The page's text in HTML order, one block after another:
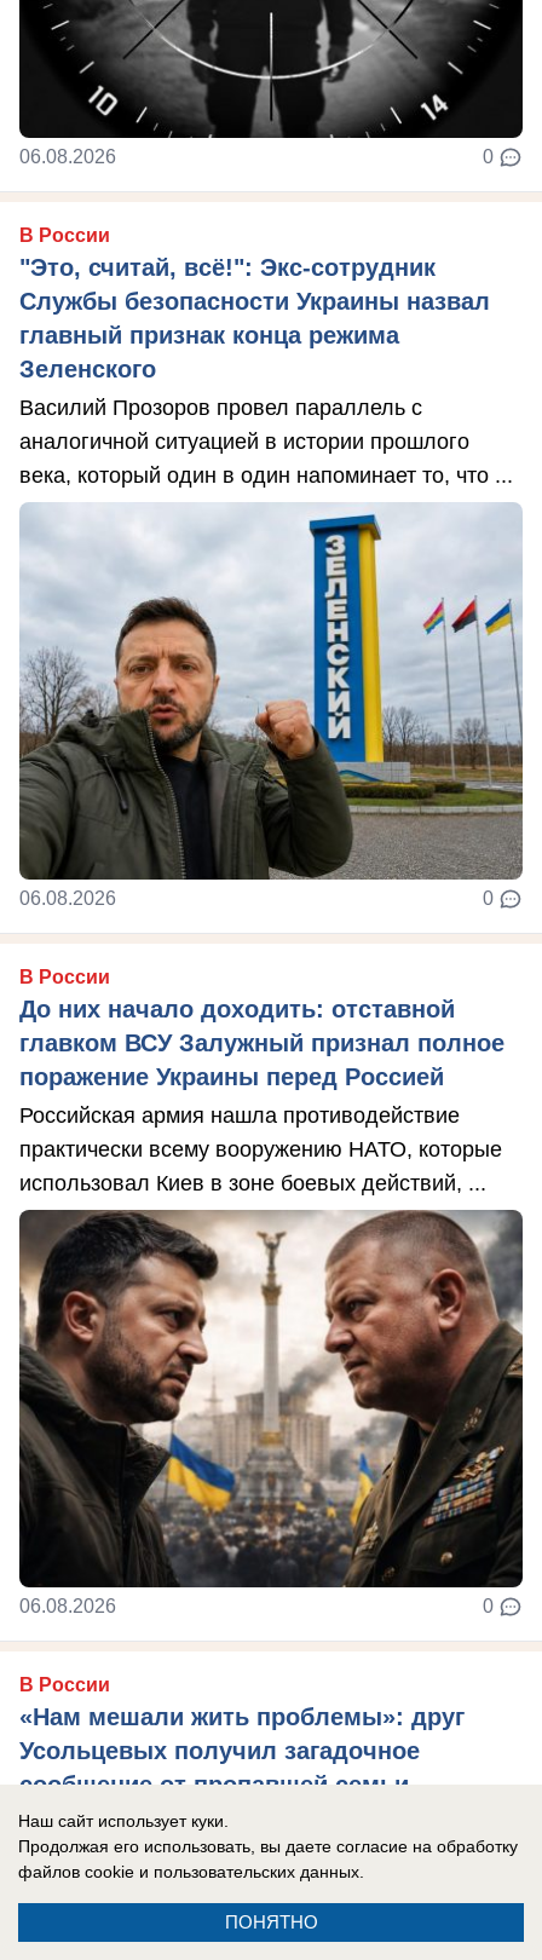
06.08.2026 0
В России
"Это, считай, всё!": Экс-сотрудник
Службы безопасности Украины назвал
главный признак конца режима
Зеленского
Василий Прозоров провел параллель с
аналогичной ситуацией в истории прошлого
века, который один в один напоминает то, что ...
06.08.2026 0
В России
До них начало доходить: отставной
главком ВСУ Залужный признал полное
поражение Украины перед Россией
Российская армия нашла противодействие
практически всему вооружению НАТО, которые
использовал Киев в зоне боевых действий, ...
06.08.2026 0
В России
«Нам мешали жить проблемы»: друг
Усольцевых получил загадочное
сообщение от пропавшей семьи
Новая тайна Усольцевых: послание пришло
спустя 10 месяцев после исчезновения.
Наш сайт использует куки.
Продолжая его использовать, вы даете согласие на обработку
файлов cookie и пользовательских данных.
ПОНЯТНО